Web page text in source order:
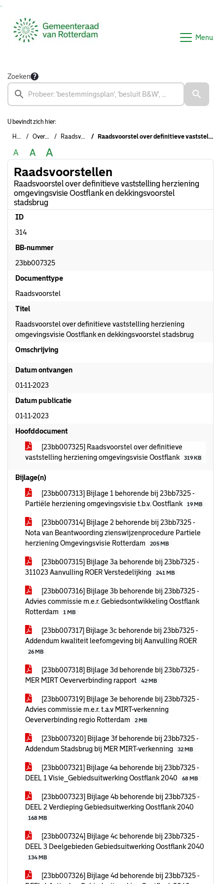
Menu
Zoeken
U bevindt zich hier:
Home Overzichten Raadsvoorstellen Raadsvoorstel over definitieve vaststelling herziening omgevingsvisie Oostflank en dekkingsvoorstel stadsbrug
A A A
Raadsvoorstellen
Raadsvoorstel over definitieve vaststelling herziening
omgevingsvisie Oostflank en dekkingsvoorstel
stadsbrug
ID
314
BB-nummer
23bb007325
Documenttype
Raadsvoorstel
Titel
Raadsvoorstel over definitieve vaststelling herziening
omgevingsvisie Oostflank en dekkingsvoorstel stadsbrug
Omschrijving
Datum ontvangen
01-11-2023
Datum publicatie
01-11-2023
Hoofddocument
[23bb007325] Raadsvoorstel over definitieve
vaststelling herziening omgevingsvisie Oostflank
319 KB
Bijlage(n)
[23bb007313] Bijlage 1 behorende bij 23bb7325 -
Partiële herziening omgevingsvisie t.b.v. Oostflank
19 MB
[23bb007314] Bijlage 2 behorende bij 23bb7325 -
Nota van Beantwoording zienswijzenprocedure Partiele
herziening Omgevingsvisie Rotterdam
205 MB
[23bb007315] Bijlage 3a behorende bij 23bb7325 -
311023 Aanvulling ROER Verstedelijking
241 MB
[23bb007316] Bijlage 3b behorende bij 23bb7325 -
Advies commissie m.e.r. Gebiedsontwikkeling Oostflank
Rotterdam
1 MB
[23bb007317] Bijlage 3c behorende bij 23bb7325 -
Addendum kwaliteit leefomgeving bij Aanvulling ROER
26 MB
[23bb007318] Bijlage 3d behorende bij 23bb7325 -
MER MIRT Oeververbinding rapport
42 MB
[23bb007319] Bijlage 3e behorende bij 23bb7325 -
Advies commissie m.e.r. t.a.v MIRT-verkenning
Oeververbinding regio Rotterdam
2 MB
[23bb007320] Bijlage 3f behorende bij 23bb7325 -
Addendum Stadsbrug bij MER MIRT-verkenning
32 MB
[23bb007321] Bijlage 4a behorende bij 23bb7325 -
DEEL 1 Visie_Gebiedsuitwerking Oostflank 2040
68 MB
[23bb007323] Bijlage 4b behorende bij 23bb7325 -
DEEL 2 Verdieping Gebiedsuitwerking Oostflank 2040
168 MB
[23bb007324] Bijlage 4c behorende bij 23bb7325 -
DEEL 3 Deelgebieden Gebiedsuitwerking Oostflank 2040
134 MB
[23bb007326] Bijlage 4d behorende bij 23bb7325 -